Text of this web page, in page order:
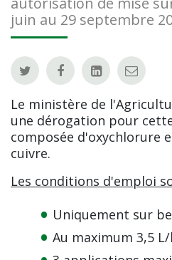
juin au 29 septembre
Le ministère de
une dérogation pour
composée d'oxychlorure
cuivre.
Les conditions d'emploi
Uniquement sur
Au maximum 3,5